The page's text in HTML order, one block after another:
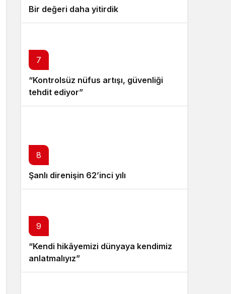
Bir değeri daha yitirdik
7
“Kontrolsüz nüfus artışı, güvenliği
tehdit ediyor”
8
Şanlı direnişin 62’inci yılı
9
“Kendi hikâyemizi dünyaya kendimiz
anlatmalıyız”